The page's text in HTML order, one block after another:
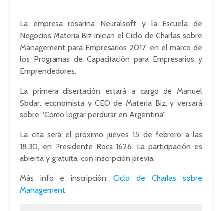
La empresa rosarina Neuralsoft y la Escuela de
Negocios Materia Biz inician el Ciclo de Charlas sobre
Management para Empresarios 2017, en el marco de
los Programas de Capacitación para Empresarios y
Emprendedores.
La primera disertación estará a cargo de Manuel
Sbdar, economista y CEO de Materia Biz, y versará
sobre “Cómo lograr perdurar en Argentina”.
La cita será el próximo jueves 15 de febrero a las
18.30, en Presidente Roca 1626. La participación es
abierta y gratuita, con inscripción previa.
Más info e inscripción:Ciclo de Charlas sobre
Management